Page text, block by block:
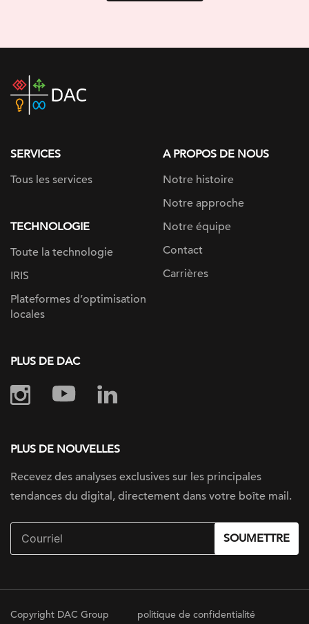
home
SERVICES
Tous les services
TECHNOLOGIE
Toute la technologie
IRIS
Plateformes d’optimisation
locales
A PROPOS DE NOUS
Notre histoire
Notre approche
Notre équipe
Contact
Carrières
PLUS DE DAC
PLUS DE NOUVELLES
Recevez des analyses exclusives sur les principales
tendances du digital, directement dans votre boîte mail.
SOUMETTRE
Copyright DAC Group
politique de confidentialité